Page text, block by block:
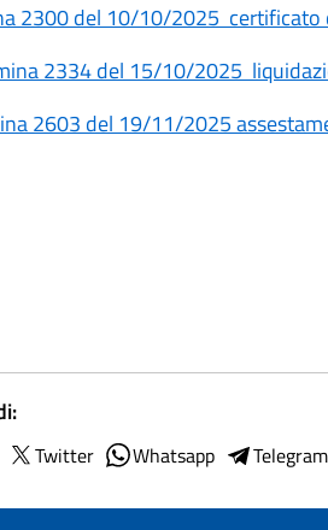
2300 del 10/10/2025 certificato
2334 del 15/10/2025
2603 del 19/11/2025
Twitter Whatsapp Telegram